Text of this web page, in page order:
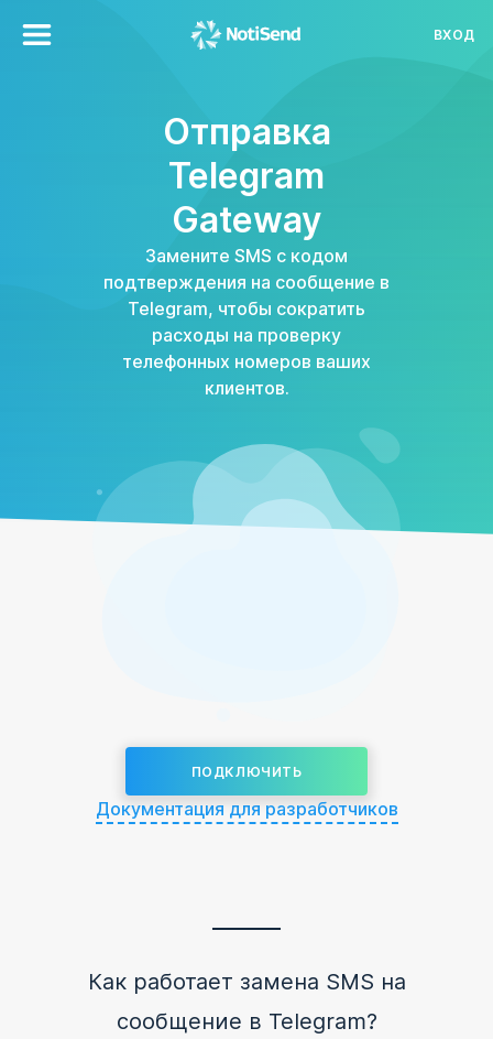
ВХОД
Отправка
Telegram
Gateway
Замените SMS с кодом
подтверждения на сообщение в
Telegram, чтобы сократить
расходы на проверку
телефонных номеров ваших
клиентов.
ПОДКЛЮЧИТЬ
Документация для разработчиков
Как работает замена SMS на
сообщение в Telegram?